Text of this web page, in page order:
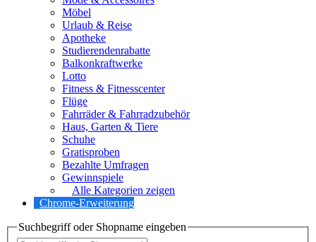
Möbel
Urlaub & Reise
Apotheke
Studierendenrabatte
Balkonkraftwerke
Lotto
Fitness & Fitnesscenter
Flüge
Fahrräder & Fahrradzubehör
Haus, Garten & Tiere
Schuhe
Gratisproben
Bezahlte Umfragen
Gewinnspiele
Alle Kategorien zeigen
Chrome-Erweiterung
Suchbegriff oder Shopname eingeben